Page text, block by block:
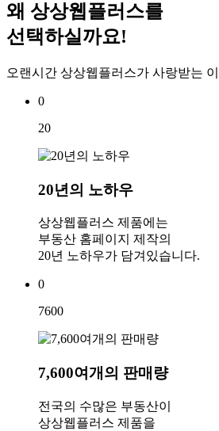
왜 상상웹플러스를
선택하실까요!
오랜시간 상상웹플러스가 사랑받는
0
20
20년의 노하우
상상웹플러스 제품에는
부동산 홈페이지 제작의
20년 노하우가 담겨있습니다.
0
7600
7,600여개의 판매량
전국의 수많은 부동산이
상상웹플러스 제품을